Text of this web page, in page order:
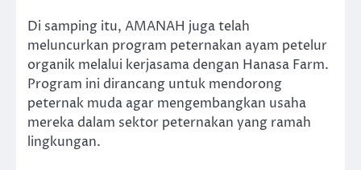
Di samping itu, AMANAH juga telah
meluncurkan program peternakan ayam petelur
organik melalui kerjasama dengan Hanasa Farm.
Program ini dirancang untuk mendorong
peternak muda agar mengembangkan usaha
mereka dalam sektor peternakan yang ramah
lingkungan.